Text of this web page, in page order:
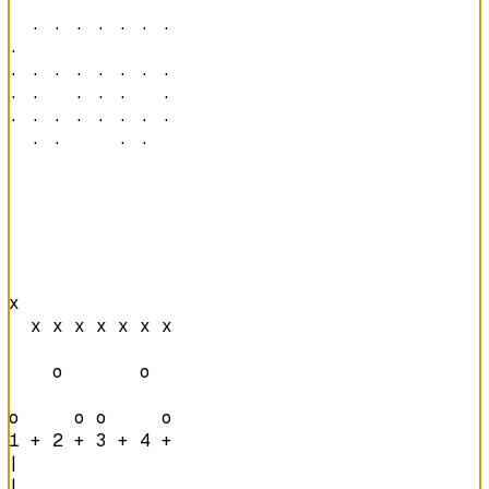
  · · · · · · ·
·
· · · · · · · ·
· ·   · · ·   ·
· · · · · · · ·
  · ·     · ·
x
  x x x x x x x
    o       o
o     o o     o
1 + 2 + 3 + 4 +
|